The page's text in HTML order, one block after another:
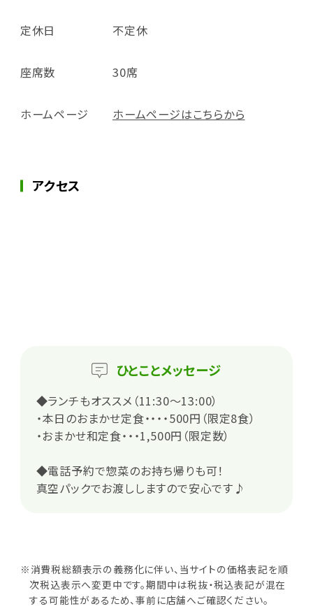
定休日 不定休
座席数 30席
ホームページ ホームページはこちらから
アクセス
ひとことメッセージ
◆ランチもオススメ（11:30～13:00）
・本日のおまかせ定食・・・・500円（限定8食）
・おまかせ和定食・・・1,500円（限定数）
◆電話予約で惣菜のお持ち帰りも可！
真空パックでお渡ししますので安心です♪
※消費税総額表示の義務化に伴い、当サイトの価格表記を順
次税込表示へ変更中です。期間中は税抜・税込表記が混在
する可能性があるため、事前に店舗へご確認ください。